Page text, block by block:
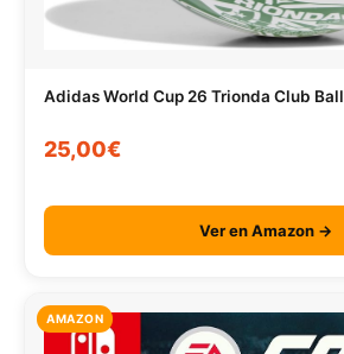
Adidas World Cup 26 Trionda Club Ball
25,00€
Ver en Amazon →
AMAZON